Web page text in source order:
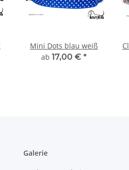
Mini Dots blau weiß
ab 17,00 € *
Galerie